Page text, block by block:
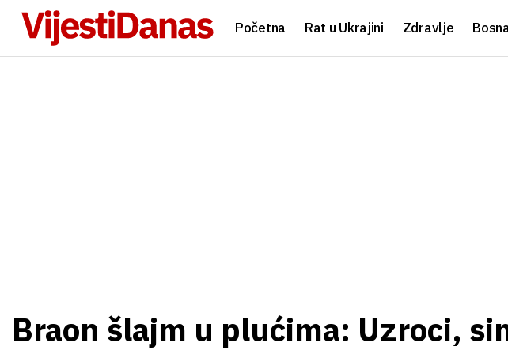
Početna Rat u Ukrajini Zdravlje
Braon šlajm u plućima: Uzroci,